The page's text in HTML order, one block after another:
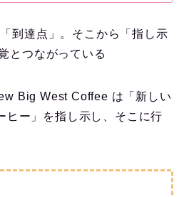
到達点」。そこから「指し示
とつながっている
Big West Coffee は「新しい
ヒー」を指し示し、そこに行